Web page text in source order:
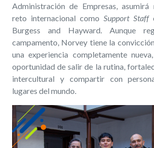
Administración de Empresas, asumirá
reto internacional como Support Staff
Burgess and Hayward. Aunque
campamento, Norvey tiene la
una experiencia completamente
oportunidad de salir de la rutina,
intercultural y compartir con
lugares del mundo.